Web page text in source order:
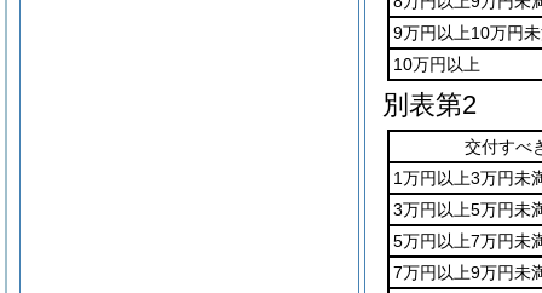
9万円以上10万円
10万円以上
別表第2
交付すべ
1万円以上3万円未
3万円以上5万円未
5万円以上7万円未
7万円以上9万円未